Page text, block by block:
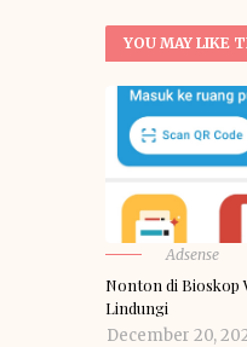
YOU MAY LIKE
Adsense
Nonton di Bioskop
Lindungi
December 20,